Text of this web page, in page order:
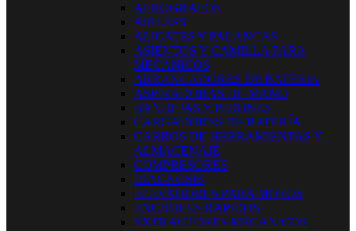
AEROGRAFOS
AIRLESS
ALICATES Y PALANCAS
ASIENTOS Y CAMILLA PARA
MECANICOS
ARRANCADORES DE BATERIA
ASPIRADORAS DE MANO
BANDEJAS Y BIDONES
CARGADORES DE BATERÍA
CARROS DE HERRAMIENTAS Y
ALMACENAJE
COMPRESORES
DIAGNOSIS
ELEVADORES PARA MOTOS
ENCHUFES RAPIDOS
EXTRACTORES MECANICOS